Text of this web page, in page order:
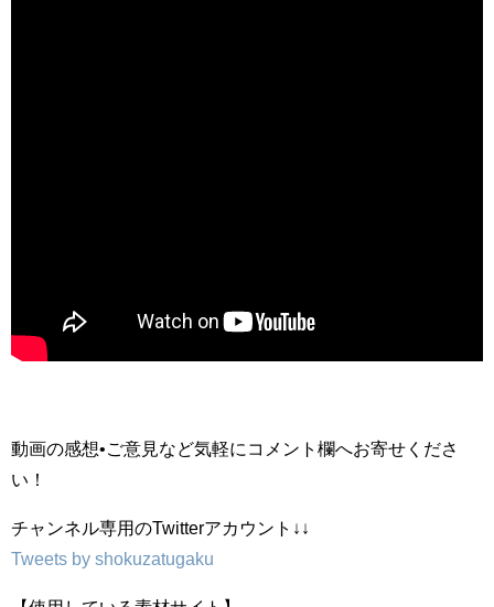
動画の感想•ご意見など気軽にコメント欄へお寄せくださ
い！
チャンネル専用のTwitterアカウント↓↓
Tweets by shokuzatugaku